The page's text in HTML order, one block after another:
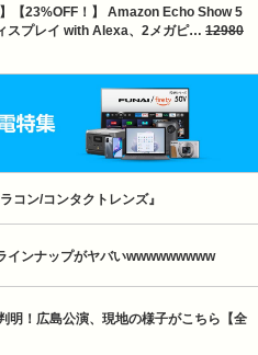
【23%OFF！】 Amazon Echo Show 5
スプレイ with Alexa、2メガピ… 12980
コン/コンタクトレンズ』
インナップがヤバいwwwwwwwww
明！広島公演、現地の様子がこちら【全